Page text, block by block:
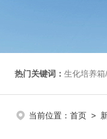
热门关键词： 生化培养箱/人工
当前位置： 首页 >